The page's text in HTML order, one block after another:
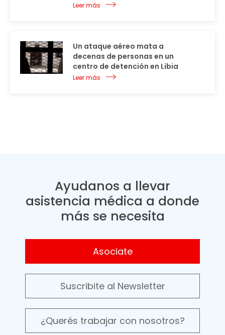
Leer más
Un ataque aéreo mata a
decenas de personas en un
centro de detención en Libia
Leer más
Ayudanos a llevar
asistencia médica a donde
más se necesita
Asociate
Suscribite al Newsletter
¿Querés trabajar con nosotros?